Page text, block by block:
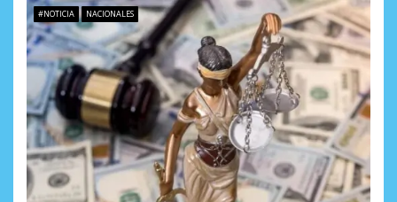
a
s
#NOTICIA NACIONALES